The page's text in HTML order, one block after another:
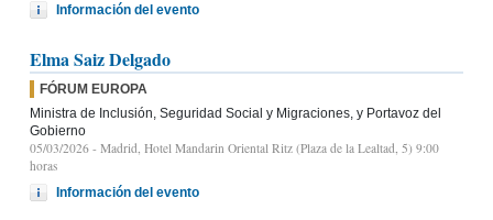
Información del evento
Elma Saiz Delgado
FÓRUM EUROPA
Ministra de Inclusión, Seguridad Social y Migraciones, y Portavoz del
Gobierno
05/03/2026 - Madrid, Hotel Mandarin Oriental Ritz (Plaza de la Lealtad, 5) 9:00
horas
Información del evento